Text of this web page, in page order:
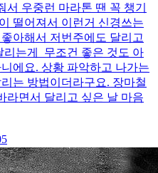
우중런 마라톤 땐 꼭 챙기
떨어져서 이런거 신경쓰는
아해서 저번주에도 달리고
리는게 무조건 좋은 것도 아
에요. 상황 파악하고 나가는
는 방법이더라구요. 장마철
라면서 달리고 싶은 날 마음